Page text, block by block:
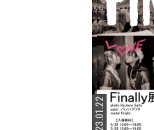
2023.01.22